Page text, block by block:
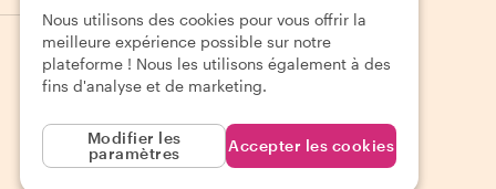
Nous utilisons des cookies pour vous offrir la
meilleure expérience possible sur notre
plateforme ! Nous les utilisons également à des
fins d'analyse et de marketing.
Modifier les
paramètres
Accepter les cookies